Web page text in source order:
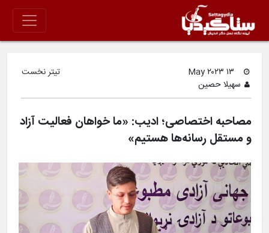
سهیلا حصین
تیتر نخست
مصاحبه اختصاصی؛ ادیب: «ما خواهان فعالیت آزاد
و مستقل رسانه‌ها هستیم»